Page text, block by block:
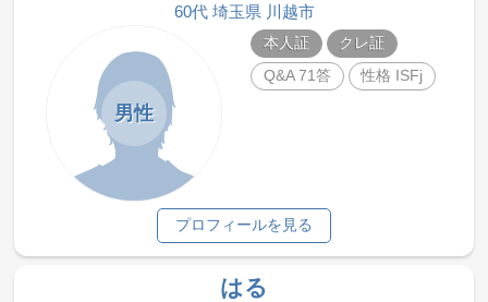
60代 埼玉県 川越市
男性
本人証
クレ証
Q&A 71答
性格 ISFj
プロフィールを見る
はる